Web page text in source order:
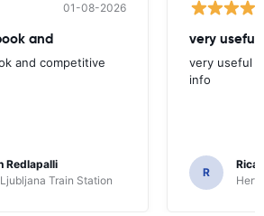
01-08-2026
and
and competitive
Redlapalli
Train Station
very useful
very useful
info
R